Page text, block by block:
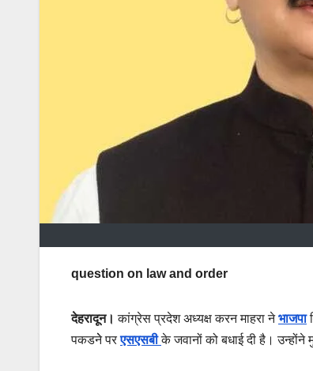
question on law and order
देहरादून। कांग्रेस प्रदेश अध्यक्ष करन माहरा नेभाजपा
पकडनेे परएसएसबीके जवानों को बधाई दी है। उन्होंने